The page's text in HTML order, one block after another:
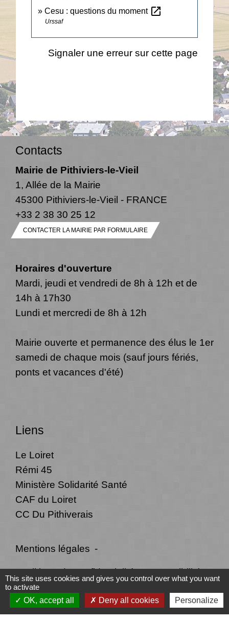
Cesu : questions du moment open_in_new
Urssaf
Signaler une erreur sur cette page
Contacts
Mairie de Pithiviers-le-Vieil
1, Allée de la Mairie
45300 Pithiviers-le-Vieil - FRANCE
+33 2 38 30 25 12
CONTACTER LA MAIRIE PAR FORMULAIRE
Horaires d'ouverture
Mardi, jeudi et vendredi de 8h à 12h et de
14h à 17h30
Lundi et mercredi de 8h à 12h
Mairie ouverte et permanence des élus le 1er
samedi de chaque mois (sauf jours fériés,
ponts et vacances d'été)
Liens
Le Loiret
Rémi 45
Ministère Solidarité Santé
CAF du Loiret
CC Du Pithiverais
Mentions légales -
Politique de confidentialité - Accessibilité -
Plan du site - Gestion des cookies
This site uses cookies and gives you control over what you want
to activate
OK, accept all
Deny all cookies Personalize